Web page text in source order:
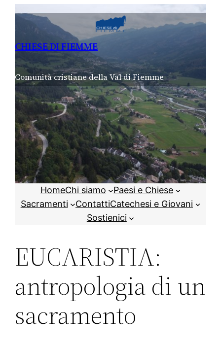
CHIESE DI FIEMME
Comunità cristiane della Val di Fiemme
HomeChi siamo
Paesi e Chiese
Sacramenti
ContattiCatechesi e Giovani
Sostienici
EUCARISTIA:
antropologia di un
sacramento